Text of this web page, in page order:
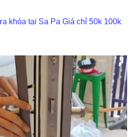
khóa tại Sa Pa Giá chỉ 50k 100k